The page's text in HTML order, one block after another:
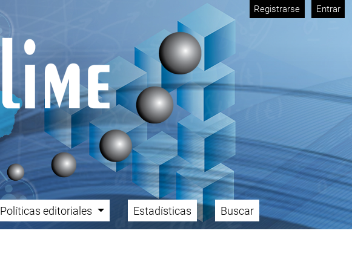
Registrarse Entrar
Políticas editoriales Estadísticas Buscar